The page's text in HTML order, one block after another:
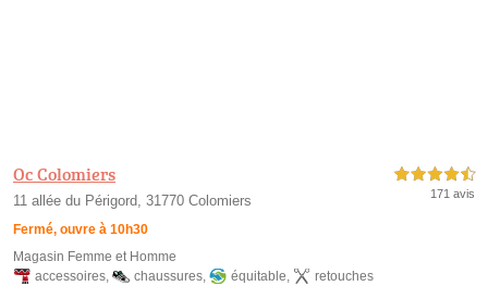
Oc Colomiers
11 allée du Périgord, 31770 Colomiers
Fermé, ouvre à 10h30
4,5 étoiles sur 5
171 avis
Magasin Femme et Homme
accessoires, chaussures, équitable, retouches